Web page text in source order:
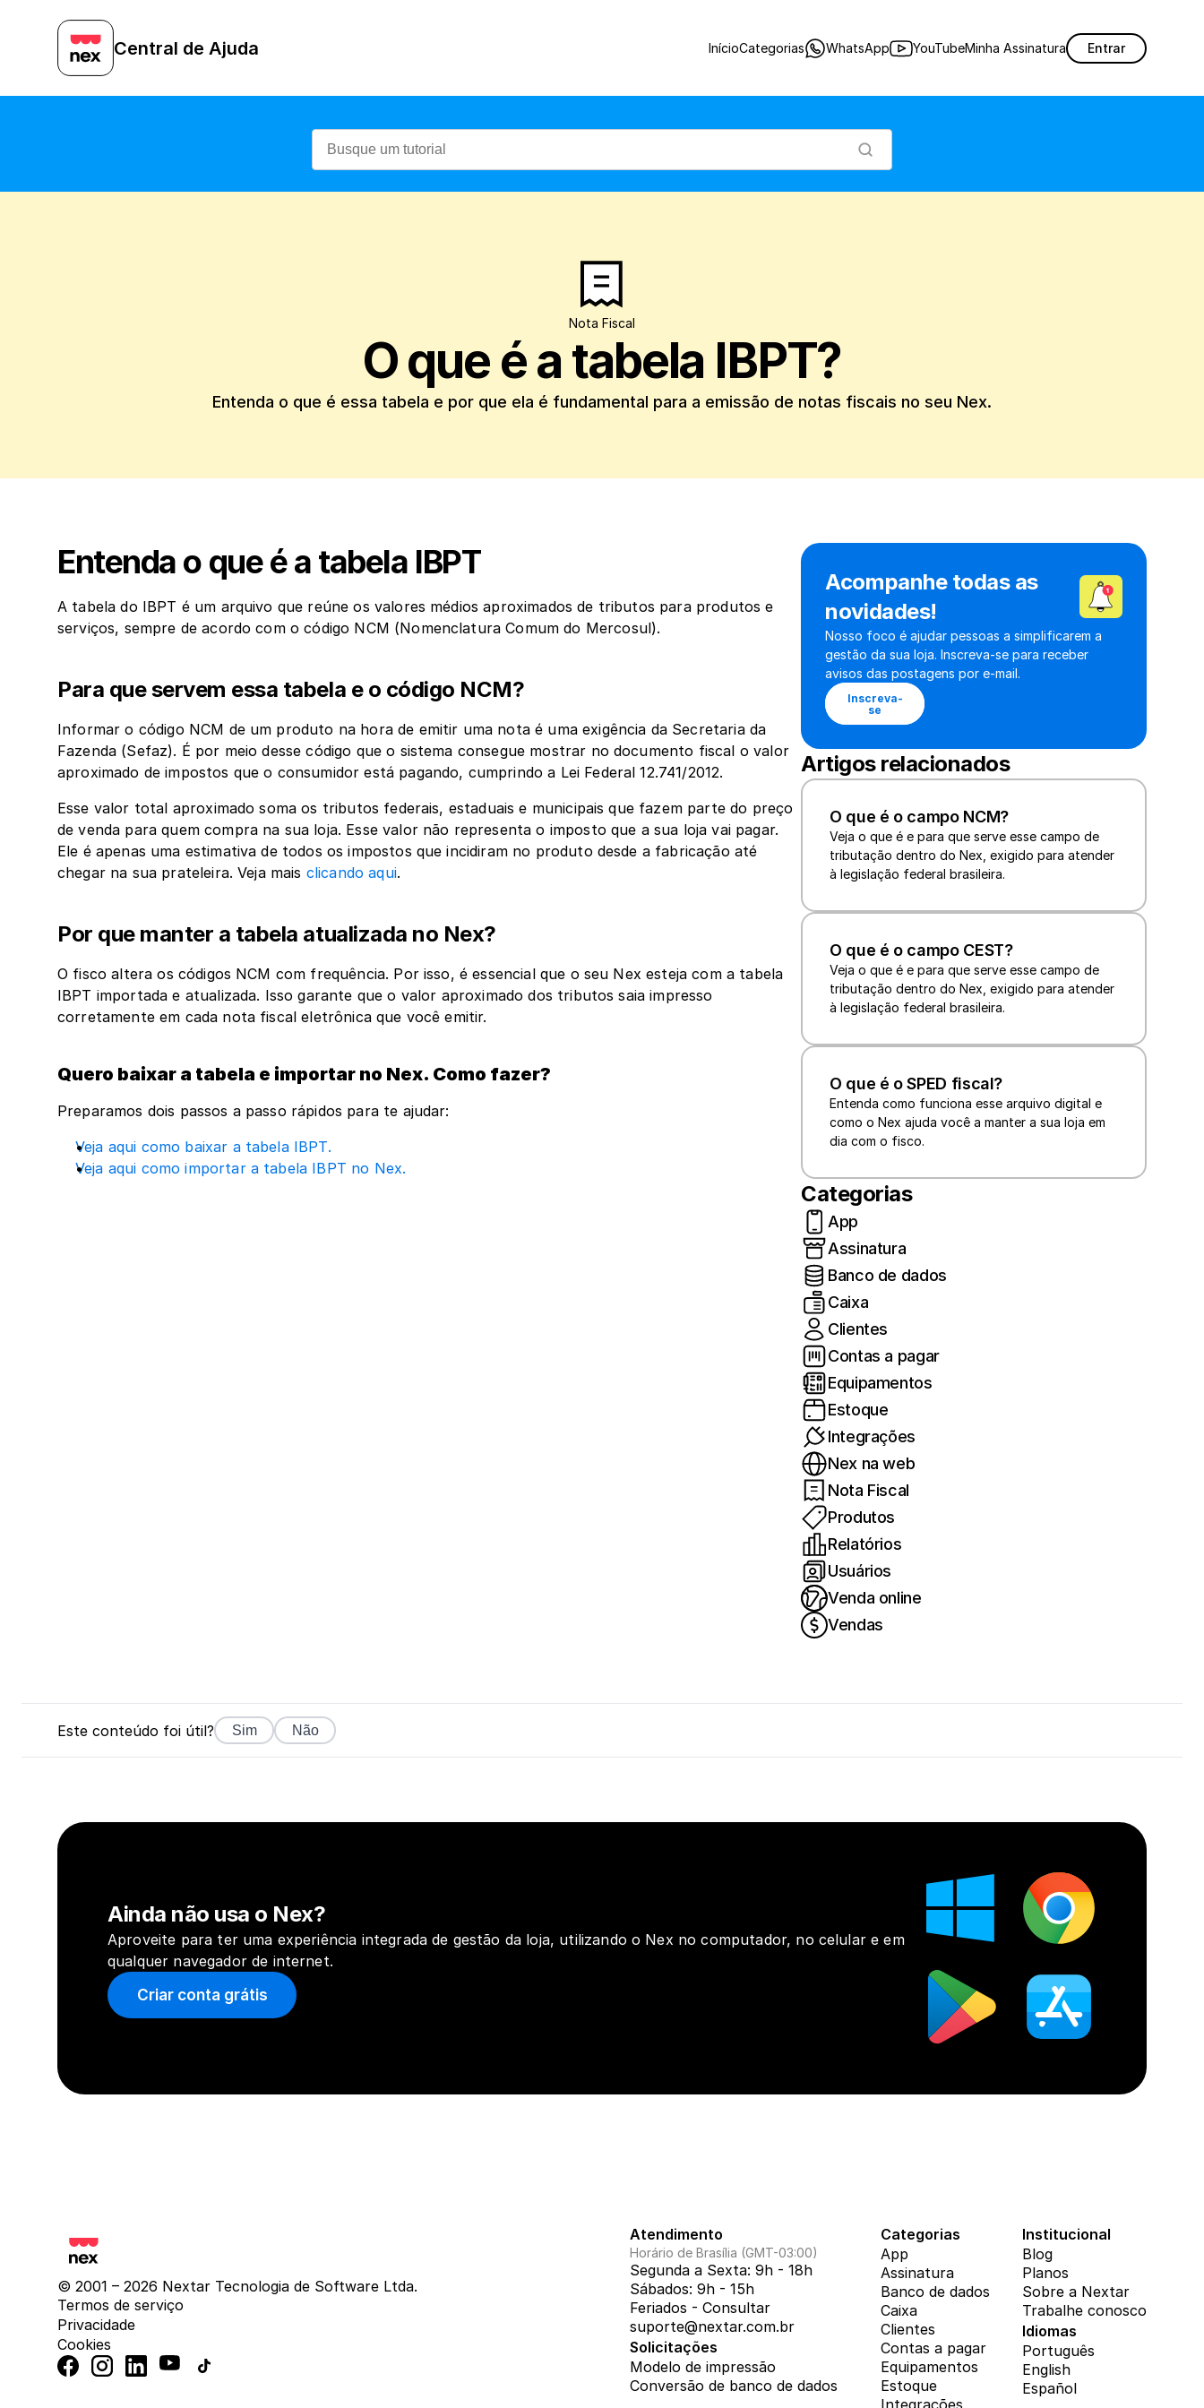
Central de Ajuda InícioCategorias WhatsApp YouTubeMinha Assinatura Entrar
Nota Fiscal
O que é a tabela IBPT?
Entenda o que é essa tabela e por que ela é fundamental para a emissão de notas fiscais no seu Nex.
Entenda o que é a tabela IBPT
A tabela do IBPT é um arquivo que reúne os valores médios aproximados de tributos para produtos e
serviços, sempre de acordo com o código NCM (Nomenclatura Comum do Mercosul).
Para que servem essa tabela e o código NCM?
Informar o código NCM de um produto na hora de emitir uma nota é uma exigência da Secretaria da
Fazenda (Sefaz). É por meio desse código que o sistema consegue mostrar no documento fiscal o valor
aproximado de impostos que o consumidor está pagando, cumprindo a Lei Federal 12.741/2012.
Esse valor total aproximado soma os tributos federais, estaduais e municipais que fazem parte do preço
de venda para quem compra na sua loja. Esse valor não representa o imposto que a sua loja vai pagar.
Ele é apenas uma estimativa de todos os impostos que incidiram no produto desde a fabricação até
chegar na sua prateleira. Veja mais clicando aqui.
Por que manter a tabela atualizada no Nex?
O fisco altera os códigos NCM com frequência. Por isso, é essencial que o seu Nex esteja com a tabela
IBPT importada e atualizada. Isso garante que o valor aproximado dos tributos saia impresso
corretamente em cada nota fiscal eletrônica que você emitir.
Quero baixar a tabela e importar no Nex. Como fazer?
Preparamos dois passos a passo rápidos para te ajudar:
Veja aqui como baixar a tabela IBPT.
Veja aqui como importar a tabela IBPT no Nex.
Acompanhe todas as
novidades!
Nosso foco é ajudar pessoas a simplificarem a
gestão da sua loja. Inscreva-se para receber
avisos das postagens por e-mail.
Inscreva-
se
Artigos relacionados
O que é o campo NCM?
Veja o que é e para que serve esse campo de
tributação dentro do Nex, exigido para atender
à legislação federal brasileira.
O que é o campo CEST?
Veja o que é e para que serve esse campo de
tributação dentro do Nex, exigido para atender
à legislação federal brasileira.
O que é o SPED fiscal?
Entenda como funciona esse arquivo digital e
como o Nex ajuda você a manter a sua loja em
dia com o fisco.
Categorias
App
Assinatura
Banco de dados
Caixa
Clientes
Contas a pagar
Equipamentos
Estoque
Integrações
Nex na web
Nota Fiscal
Produtos
Relatórios
Usuários
Venda online
Vendas
Este conteúdo foi útil? Sim Não
Ainda não usa o Nex?
Aproveite para ter uma experiência integrada de gestão da loja, utilizando o Nex no computador, no celular e em
qualquer navegador de internet.
Criar conta grátis
© 2001 – 2026 Nextar Tecnologia de Software Ltda.
Termos de serviço
Privacidade
Cookies
Atendimento
Horário de Brasília (GMT-03:00)
Segunda a Sexta: 9h - 18h
Sábados: 9h - 15h
Feriados - Consultar
suporte@nextar.com.br
Solicitações
Modelo de impressão
Conversão de banco de dados
Categorias
App
Assinatura
Banco de dados
Caixa
Clientes
Contas a pagar
Equipamentos
Estoque
Institucional
Blog
Planos
Sobre a Nextar
Trabalhe conosco
Idiomas
Português
English
Español